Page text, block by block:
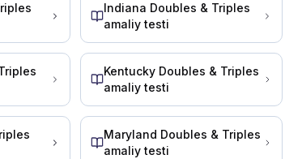
bir xil yo'ldan bormasligini bildiradi.
olish uchun qanday havo bosimi
ketishini to'xtatadi. Agar havo
dolli tortish shtangasi yuqoriga
Indiana Doubles & Triples
amaliy testi
Kentucky Doubles & Triples
amaliy testi
Maryland Doubles & Triples
amaliy testi